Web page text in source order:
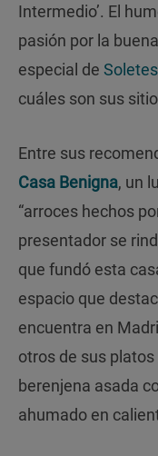
Intermedio’. El
pasión por la
especial de
cuáles son sus
Entre sus
Casa Benigna, un
“arroces hechos
presentador se
que fundó esta
espacio que
encuentra en
otros de sus
berenjena asada
ahumado en